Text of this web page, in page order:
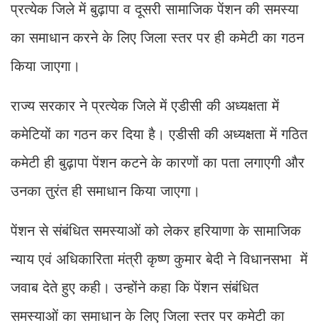
प्रत्येक जिले में बुढ़ापा व दूसरी सामाजिक पेंशन की समस्या
का समाधान करने के लिए जिला स्तर पर ही कमेटी का गठन
किया जाएगा।
राज्य सरकार ने प्रत्येक जिले में एडीसी की अध्यक्षता में
कमेटियों का गठन कर दिया है। एडीसी की अध्यक्षता में गठित
कमेटी ही बुढ़ापा पेंशन कटने के कारणों का पता लगाएगी और
उनका तुरंत ही समाधान किया जाएगा।
पेंशन से संबंधित समस्याओं को लेकर हरियाणा के सामाजिक
न्याय एवं अधिकारिता मंत्री कृष्ण कुमार बेदी ने विधानसभा में
जवाब देते हुए कही। उन्होंने कहा कि पेंशन संबंधित
समस्याओं का समाधान के लिए जिला स्तर पर कमेटी का